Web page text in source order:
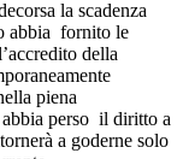
la scadenza
abbia fornito le
della
piena
perso il diritto a
a goderne solo